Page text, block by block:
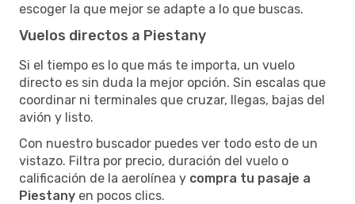
escoger la que mejor se adapte a lo que buscas.
Vuelos directos a Piestany
Si el tiempo es lo que más te importa, un vuelo
directo es sin duda la mejor opción. Sin escalas que
coordinar ni terminales que cruzar, llegas, bajas del
avión y listo.
Con nuestro buscador puedes ver todo esto de un
vistazo. Filtra por precio, duración del vuelo o
calificación de la aerolínea y compra tu pasaje a
Piestany en pocos clics.